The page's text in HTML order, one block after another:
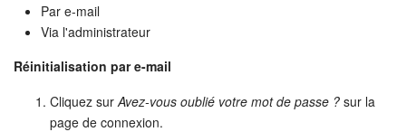
Par e-mail
Via l'administrateur
Réinitialisation par e-mail
Cliquez sur Avez-vous oublié votre mot de passe ? sur la
page de connexion.